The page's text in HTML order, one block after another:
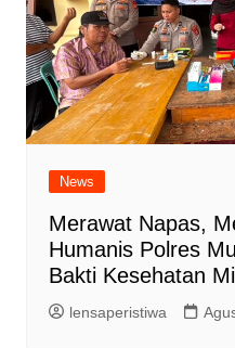
News
Merawat Napas,
Humanis Polres
Bakti Kesehatan
lensaperistiwa